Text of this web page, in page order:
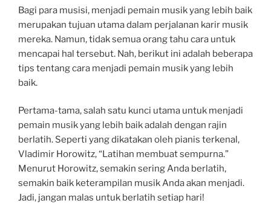
Bagi para musisi, menjadi pemain musik yang lebih baik
merupakan tujuan utama dalam perjalanan karir musik
mereka. Namun, tidak semua orang tahu cara untuk
mencapai hal tersebut. Nah, berikut ini adalah beberapa
tips tentang cara menjadi pemain musik yang lebih
baik.
Pertama-tama, salah satu kunci utama untuk menjadi
pemain musik yang lebih baik adalah dengan rajin
berlatih. Seperti yang dikatakan oleh pianis terkenal,
Vladimir Horowitz, “Latihan membuat sempurna.”
Menurut Horowitz, semakin sering Anda berlatih,
semakin baik keterampilan musik Anda akan menjadi.
Jadi, jangan malas untuk berlatih setiap hari!